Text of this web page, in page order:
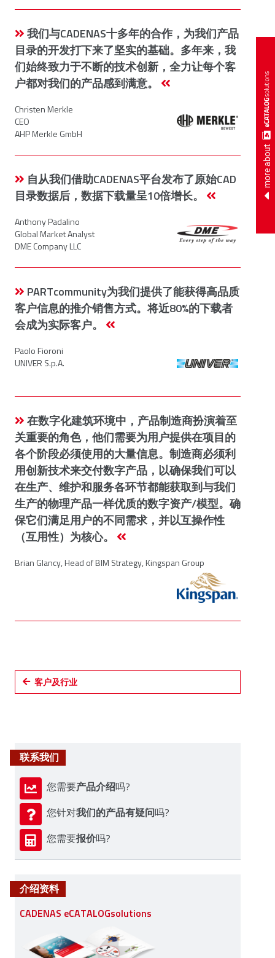
more about
我们与CADENAS十多年的合作，为我们产品
目录的开发打下来了坚实的基础。多年来，我
们始终致力于不断的技术创新，全力让每个客
户都对我们的产品感到满意。
Christen Merkle
CEO
AHP Merkle GmbH
自从我们借助CADENAS平台发布了原始CAD
目录数据后，数据下载量呈10倍增长。
Anthony Padalino
Global Market Analyst
DME Company LLC
PARTcommunity为我们提供了能获得高品质
客户信息的推介销售方式。将近80%的下载者
会成为实际客户。
Paolo Fioroni
UNIVER S.p.A.
在数字化建筑环境中，产品制造商扮演着至
关重要的角色，他们需要为用户提供在项目的
各个阶段必须使用的大量信息。制造商必须利
用创新技术来交付数字产品，以确保我们可以
在生产、维护和服务各环节都能获取到与我们
生产的物理产品一样优质的数字资产/模型。确
保它们满足用户的不同需求，并以互操作性
（互用性）为核心。
Brian Glancy, Head of BIM Strategy, Kingspan Group
客户及行业
联系我们
您需要产品介绍吗?
您针对我们的产品有疑问吗?
您需要报价吗?
介绍资料
CADENAS eCATALOGsolutions